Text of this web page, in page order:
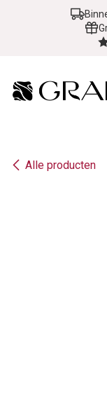
Overslaan naar inhoud
Alle producten